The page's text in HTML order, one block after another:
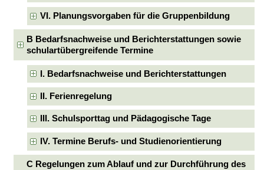
VI. Planungsvorgaben für die Gruppenbildung
B Bedarfsnachweise und Berichterstattungen sowie
schulartübergreifende Termine
I. Bedarfsnachweise und Berichterstattungen
II. Ferienregelung
III. Schulsporttag und Pädagogische Tage
IV. Termine Berufs- und Studienorientierung
C Regelungen zum Ablauf und zur Durchführung des